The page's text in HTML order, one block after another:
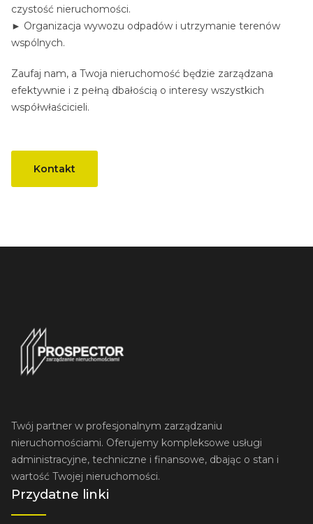
czystość nieruchomości.
► Organizacja wywozu odpadów i utrzymanie terenów
wspólnych.
Zaufaj nam, a Twoja nieruchomość będzie zarządzana
efektywnie i z pełną dbałością o interesy wszystkich
współwłaścicieli.
Kontakt
Przydatne linki
Twój partner w profesjonalnym zarządzaniu
nieruchomościami. Oferujemy kompleksowe usługi
administracyjne, techniczne i finansowe, dbając o stan i
wartość Twojej nieruchomości.